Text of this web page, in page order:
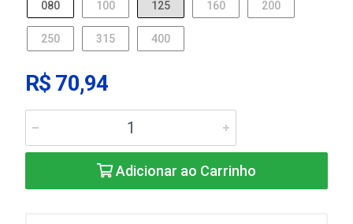
080 100 125 160 200
250 315 400
R$ 70,94
Adicionar ao Carrinho